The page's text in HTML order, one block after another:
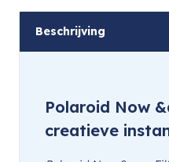
Beschrijving
Polaroid Now
creatieve